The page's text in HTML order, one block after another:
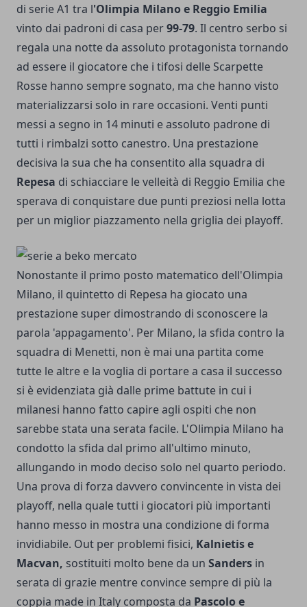
di serie A1 tra l'Olimpia Milano e Reggio Emilia
vinto dai padroni di casa per99-79. Il centro serbo si
regala una notte da assoluto protagonista tornando
ad essere il giocatore che i tifosi delle Scarpette
Rosse hanno sempre sognato, ma che hanno visto
materializzarsi solo in rare occasioni. Venti punti
messi a segno in 14 minuti e assoluto padrone di
tutti i rimbalzi sotto canestro. Una prestazione
decisiva la sua che ha consentito alla squadra di
Repesa di schiacciare le velleità di Reggio Emilia che
sperava di conquistare due punti preziosi nella lotta
per un miglior piazzamento nella griglia dei playoff.
Nonostante il primo posto matematico dell'Olimpia
Milano, il quintetto di Repesa ha giocato una
prestazione super dimostrando di sconoscere la
parola 'appagamento'. Per Milano, la sfida contro la
squadra di Menetti, non è mai una partita come
tutte le altre e la voglia di portare a casa il successo
si è evidenziata già dalle prime battute in cui i
milanesi hanno fatto capire agli ospiti che non
sarebbe stata una serata facile. L'Olimpia Milano ha
condotto la sfida dal primo all'ultimo minuto,
allungando in modo deciso solo nel quarto periodo.
Una prova di forza davvero convincente in vista dei
playoff, nella quale tutti i giocatori più importanti
hanno messo in mostra una condizione di forma
invidiabile. Out per problemi fisici, Kalnietis e
Macvan, sostituiti molto bene da un Sanders in
serata di grazie mentre convince sempre di più la
coppia made in Italy composta da Pascolo e